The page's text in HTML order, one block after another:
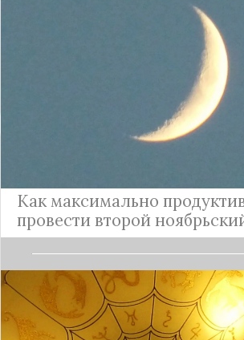
астрологии называют тридцатые
Это последний день перед
Подробнее
Как максимально
провести второй
Чем благоприятно и
заниматься представителям всех
астрологических созвездий во
воскресенье ноября.